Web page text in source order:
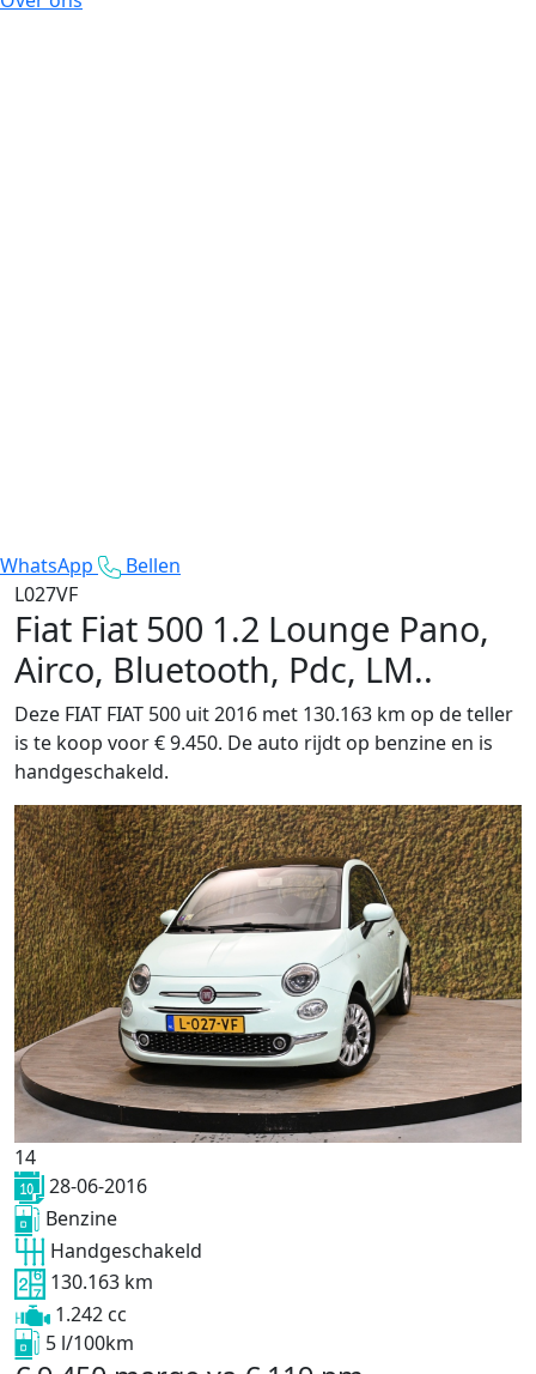
WhatsApp
Bellen
L027VF
Fiat Fiat 500 1.2 Lounge Pano,
Airco, Bluetooth, Pdc, LM..
Deze FIAT FIAT 500 uit 2016 met 130.163 km op de teller
is te koop voor € 9.450. De auto rijdt op benzine en is
handgeschakeld.
14
28-06-2016
Benzine
Handgeschakeld
130.163 km
1.242 cc
5 l/100km